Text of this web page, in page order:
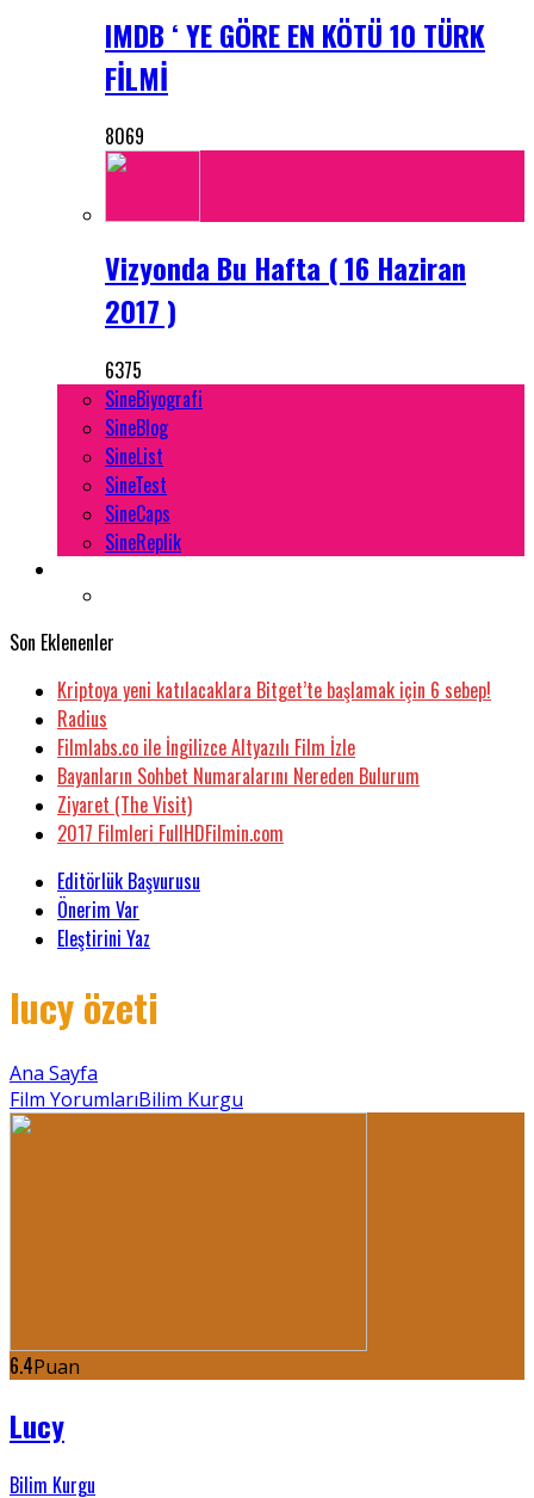
IMDB ‘ YE GÖRE EN KÖTÜ 10 TÜRK
FİLMİ
8069
Vizyonda Bu Hafta ( 16 Haziran
2017 )
6375
SineBiyografi
SineBlog
SineList
SineTest
SineCaps
SineReplik
Son Eklenenler
Kriptoya yeni katılacaklara Bitget’te başlamak için 6 sebep!
Radius
Filmlabs.co ile İngilizce Altyazılı Film İzle
Bayanların Sohbet Numaralarını Nereden Bulurum
Ziyaret (The Visit)
2017 Filmleri FullHDFilmin.com
Editörlük Başvurusu
Önerim Var
Eleştirini Yaz
lucy özeti
Ana Sayfa
Film YorumlarıBilim Kurgu
6.4Puan
Lucy
Bilim Kurgu